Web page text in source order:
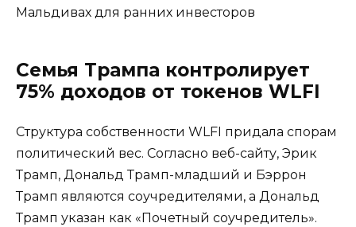
Мальдивах для ранних инвесторов
Семья Трампа контролирует
75% доходов от токенов WLFI
Структура собственности WLFI придала спорам
политический вес. Согласно веб-сайту, Эрик
Трамп, Дональд Трамп-младший и Бэррон
Трамп являются соучредителями, а Дональд
Трамп указан как «Почетный соучредитель».